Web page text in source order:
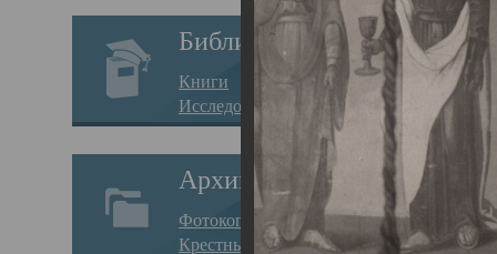
Библиотека
Книги
Исследования
Архив
Фотокопии дел
Крестные ходы